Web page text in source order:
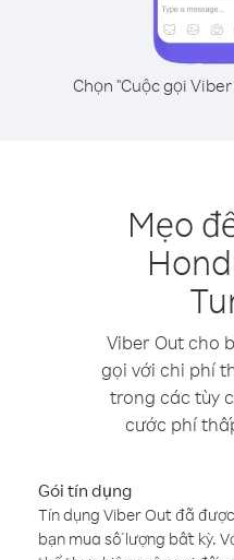
Chọn "Cuộc gọi
Mẹo
Viber Out cho
gọi với chi phí
trong các tùy
cước phí
Gói tín dụng
Tín dụng Viber Out đã
bạn mua số lượng bất kỳ.